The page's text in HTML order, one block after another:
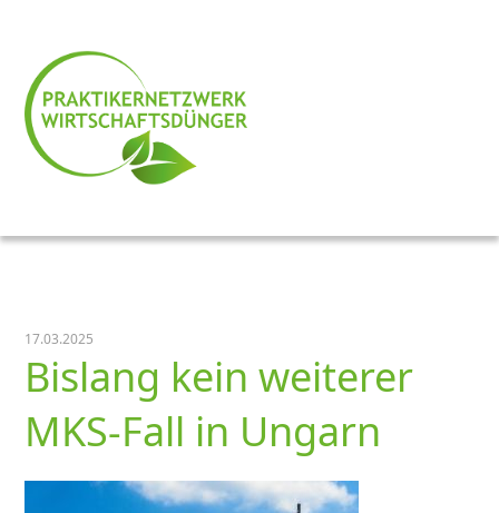
17.03.2025
Bislang kein weiterer
MKS-Fall in Ungarn